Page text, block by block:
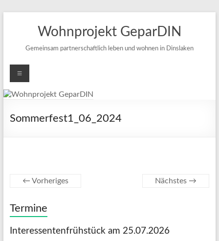
Wohnprojekt GeparDIN
Gemeinsam partnerschaftlich leben und wohnen in Dinslaken
Menü
Sommerfest1_06_2024
← Vorheriges Nächstes →
Termine
Interessentenfrühstück am 25.07.2026